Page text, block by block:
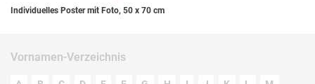
Individuelles Poster mit Foto, 50 x 70 cm
Vornamen-Verzeichnis